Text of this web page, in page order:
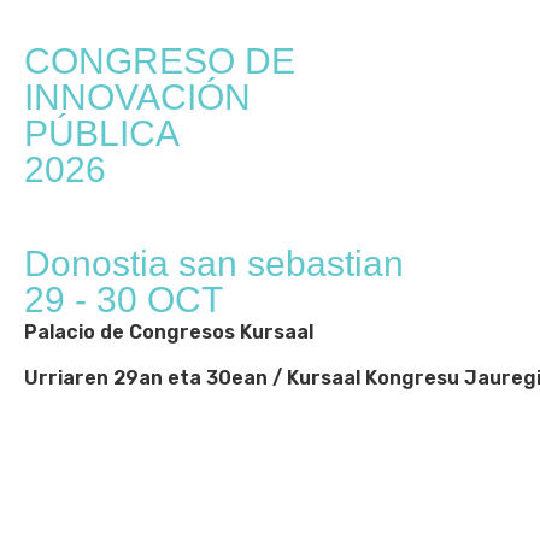
CONGRESO DE
INNOVACIÓN
PÚBLICA
2026
Donostia san sebastian
29 - 30 OCT
Palacio de Congresos Kursaal
Urriaren 29an eta 30ean / Kursaal Kongresu